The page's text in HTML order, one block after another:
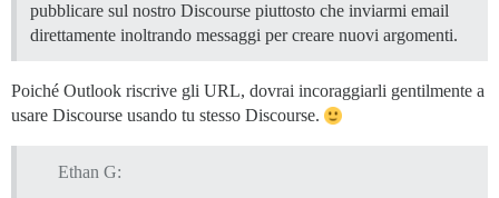
pubblicare sul nostro Discourse piuttosto che inviarmi email
direttamente inoltrando messaggi per creare nuovi argomenti.
Poiché Outlook riscrive gli URL, dovrai incoraggiarli gentilmente a
usare Discourse usando tu stesso Discourse.
Ethan G: